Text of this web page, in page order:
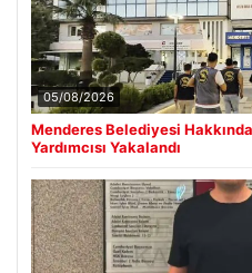
05/08/2026
Menderes Belediyesi
Yardımcısı Yakalandı